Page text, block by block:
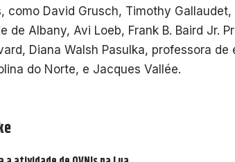
como David Grusch, Timothy
de Albany, Avi Loeb, Frank B. Baird Jr.
Diana Walsh Pasulka, professora
do Norte, e Jacques Vallée.